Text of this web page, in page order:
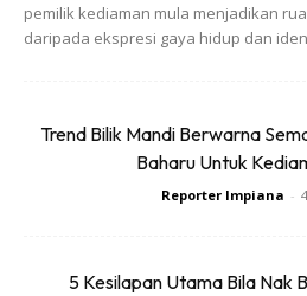
pemilik kediaman mula menjadikan
daripada ekspresi gaya hidup dan
Trend Bilik Mandi Berwarna
Baharu Untuk
Reporter Impiana -
5 Kesilapan Utama Bila Nak